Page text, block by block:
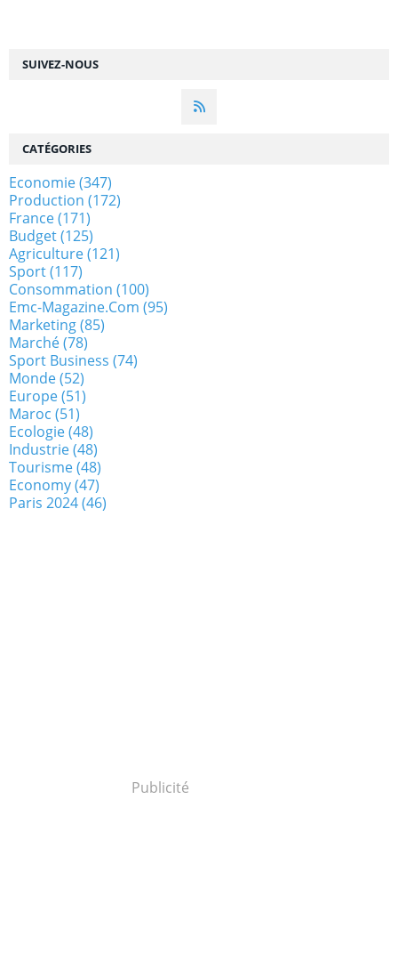
SUIVEZ-NOUS
CATÉGORIES
Economie(347)
Production (172)
France(171)
Budget(125)
Agriculture(121)
Sport(117)
Consommation (100)
Emc-Magazine.com (95)
Marketing(85)
Marché(78)
Sport Business (74)
Monde(52)
Europe(51)
Maroc (51)
Ecologie(48)
Industrie(48)
Tourisme(48)
Economy(47)
Paris 2024(46)
Publicité